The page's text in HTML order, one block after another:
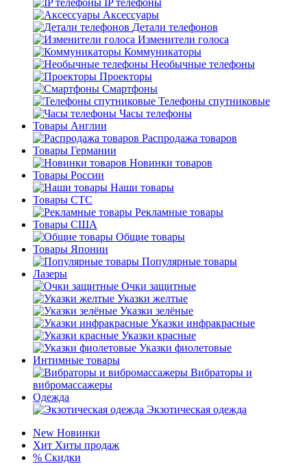
IP телефоны
Аксессуары
Детали телефонов
Изменители голоса
Коммуникаторы
Необычные телефоны
Проекторы
Смартфоны
Телефоны спутниковые
Часы телефоны
Товары Англии
Распродажа товаров
Товары Германии
Новинки товаров
Товары России
Наши товары
Товары СТС
Рекламные товары
Товары США
Общие товары
Товары Японии
Популярные товары
Лазеры
Очки защитные
Указки желтые
Указки зелёные
Указки инфракрасные
Указки красные
Указки фиолетовые
Интимные товары
Вибраторы и
вибромассажеры
Одежда
Экзотическая одежда
New Новинки
Хит Хиты продаж
% Скидки